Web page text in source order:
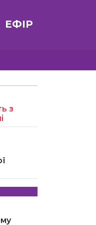
ЕФІР
з